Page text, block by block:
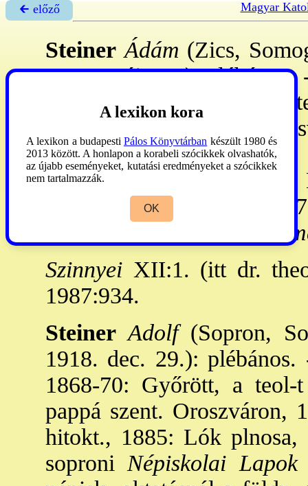
🡰 előző Magyar
Steiner Ádám (Zics,
1894. máj. 22.): plébános.
a pesti tudegy-en
Marcaliban, 1865:
karkp., 1873:
Egyesüljünk!
Dr. Martin
közli. Székesfehérvár,
könnyelmű politikusok
Szinnyei XII:1. (itt dr.
1987:934.
Steiner Adolf(Sopron,
1918. dec. 29.):
1868-70: Győrött, a
pappá szent. Oroszváron,
hitokt., 1885: Lók
soproni Népiskolai
A lexikon kora
A lexikon a budapesti Pálos Könyvtárban készült 1980 és
2013 között. A honlapon a korabeli szócikkek olvashatók,
az újabb eseményeket, kutatási eredményeket a szócikkek
nem tartalmazzák.
OK